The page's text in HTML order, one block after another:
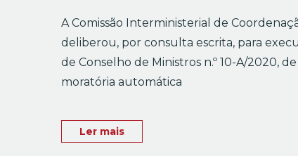
A Comissão Interministerial de
deliberou, por consulta escrita, para
de Conselho de Ministros n.º 10-A/2020,
moratória automática
Ler mais